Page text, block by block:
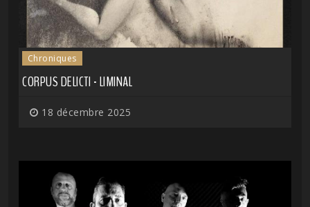
Chroniques
CORPUS DELICTI - LIMINAL
18 décembre 2025